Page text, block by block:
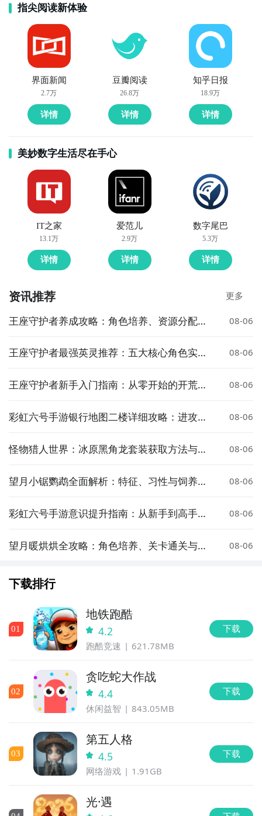
指尖阅读新体验
界面新闻
2.7万
详情
豆瓣阅读
26.8万
详情
知乎日报
18.9万
详情
美妙数字生活尽在手心
IT之家
13.1万
详情
爱范儿
2.9万
详情
数字尾巴
5.3万
详情
资讯推荐 更多
王座守护者养成攻略：角色培养、资源分配与
08-06
王座守护者最强英灵推荐：五大核心角色实力
08-06
王座守护者新手入门指南：从零开始的开荒全
08-06
彩虹六号手游银行地图二楼详细攻略：进攻与
08-06
怪物猎人世界：冰原黑角龙套装获取方法与详
08-06
望月小锯鹦鹉全面解析：特征、习性与饲养指
08-06
彩虹六号手游意识提升指南：从新手到高手的
08-06
望月暖烘烘全攻略：角色培养、关卡通关与资
08-06
下载排行
01
地铁跑酷
4.2
跑酷竞速 621.78MB
下载
02
贪吃蛇大作战
4.4
休闲益智 843.05MB
下载
03
第五人格
4.5
网络游戏 1.91GB
下载
光·遇